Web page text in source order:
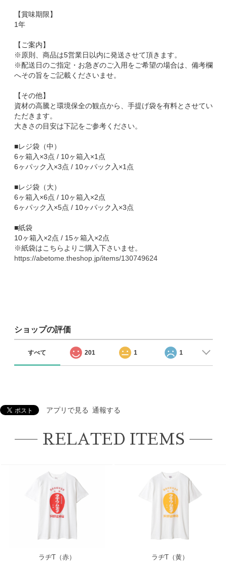
【賞味期限】
1年
【ご案内】
※原則、商品は5営業日以内に発送させて頂きます。
※配送日のご指定・お急ぎのご入用をご希望の場合は、備考欄
へその旨をご記載くださいませ。
【その他】
資材の高騰と環境保全の観点から、手提げ袋を有料とさせてい
ただきます。
大きさの目安は下記をご参考ください。
■レジ袋（中）
6ヶ箱入×3点 / 10ヶ箱入×1点
6ヶパック入×3点 / 10ヶパック入×1点
■レジ袋（大）
6ヶ箱入×6点 / 10ヶ箱入×2点
6ヶパック入×5点 / 10ヶパック入×3点
■紙袋
10ヶ箱入×2点 / 15ヶ箱入×2点
※紙袋はこちらよりご購入下さいませ。
https://abetome.theshop.jp/items/130749624
ショップの評価
すべて 201 1 1
アプリで見る 通報する
RELATED ITEMS
ラヂT（赤） ラヂT（黄）